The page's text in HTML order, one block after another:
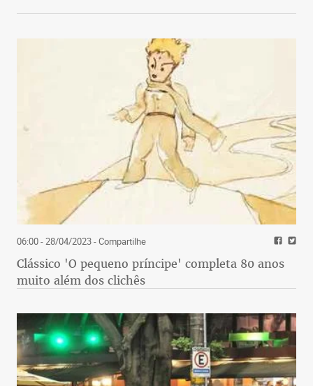
06:00 - 28/04/2023- Compartilhe
Clássico 'O pequeno príncipe' completa 80 anos
muito além dos clichês